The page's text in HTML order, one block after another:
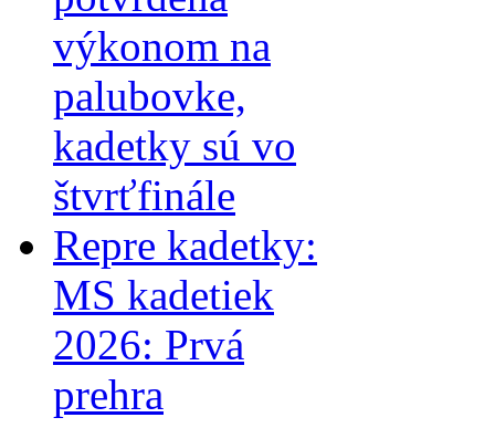
výkonom na
palubovke,
kadetky sú vo
štvrťfinále
Repre kadetky:
MS kadetiek
2026: Prvá
prehra